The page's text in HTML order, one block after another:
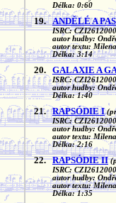
Délka: 0:60
19. ANDĚLÉ A
ISRC:
autor hudby:
autor textu:
Délka: 3:14
20. GALAXIE A
ISRC:
autor hudby:
Délka: 1:40
21. RAPSÓDIE I
ISRC:
autor hudby:
autor textu:
Délka: 2:16
22. RAPSÓDIE II
ISRC:
autor hudby:
autor textu:
Délka: 1:35